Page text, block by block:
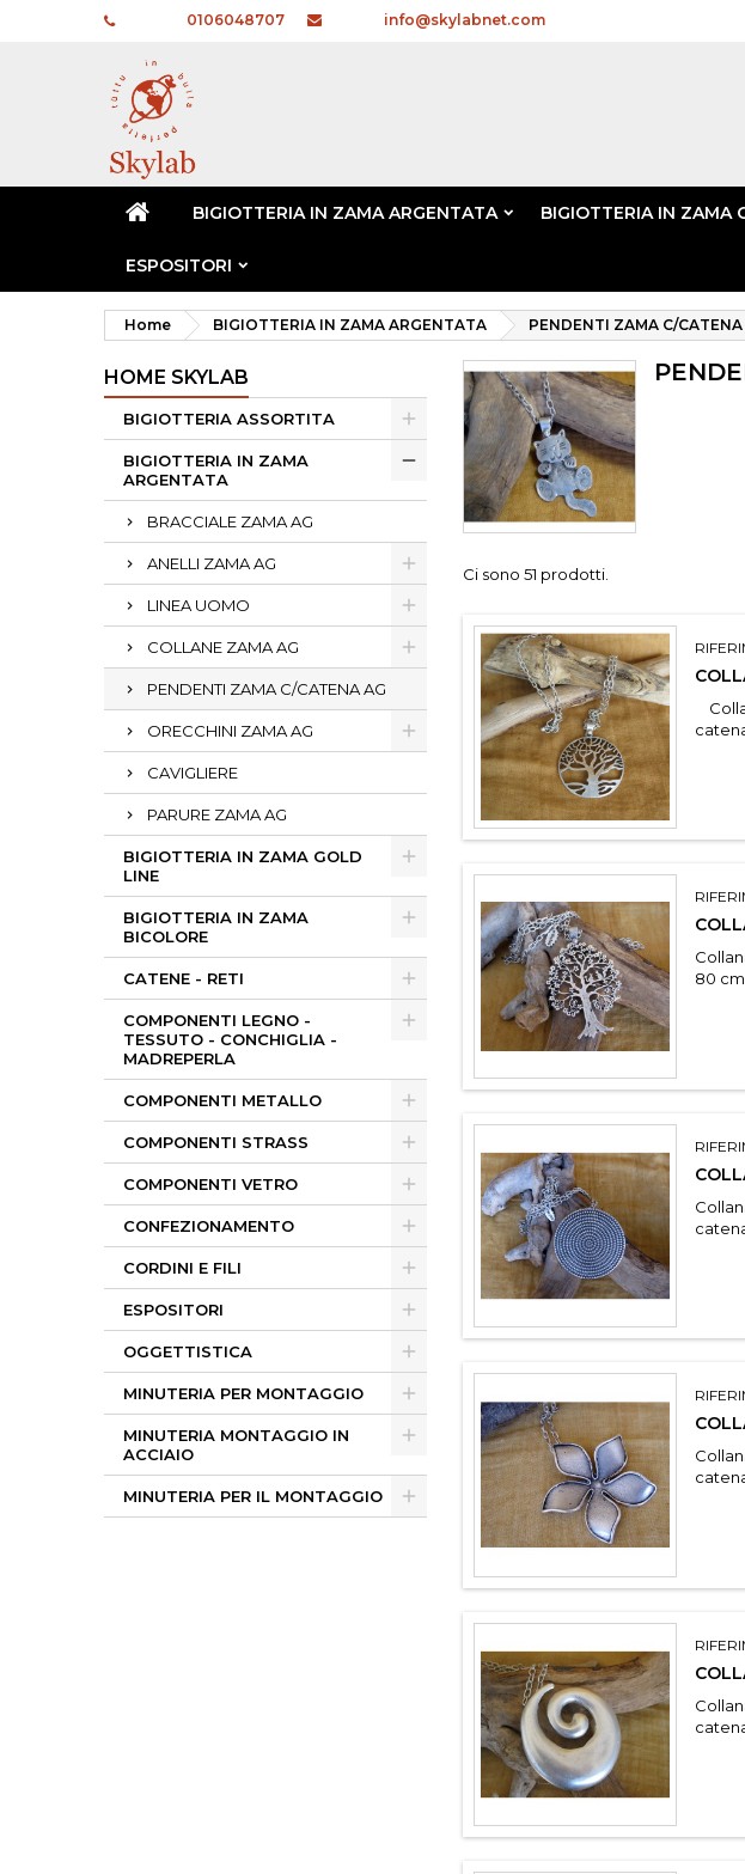
0106048707 info@skylabnet.com
BIGIOTTERIA IN ZAMA ARGENTATA BIGIOTTERIA IN ZAMA
ESPOSITORI
Home BIGIOTTERIA IN ZAMA ARGENTATA PENDENTI ZAMA C/CATENA
HOME SKYLAB
BIGIOTTERIA ASSORTITA
BIGIOTTERIA IN ZAMA
ARGENTATA
BRACCIALE ZAMA AG
ANELLI ZAMA AG
LINEA UOMO
COLLANE ZAMA AG
PENDENTI ZAMA C/CATENA AG
ORECCHINI ZAMA AG
CAVIGLIERE
PARURE ZAMA AG
BIGIOTTERIA IN ZAMA GOLD
LINE
BIGIOTTERIA IN ZAMA
BICOLORE
CATENE - RETI
COMPONENTI LEGNO -
TESSUTO - CONCHIGLIA -
MADREPERLA
COMPONENTI METALLO
COMPONENTI STRASS
COMPONENTI VETRO
CONFEZIONAMENTO
CORDINI E FILI
ESPOSITORI
OGGETTISTICA
MINUTERIA PER MONTAGGIO
MINUTERIA MONTAGGIO IN
ACCIAIO
MINUTERIA PER IL MONTAGGIO
Ci sono 51 prodotti.
80